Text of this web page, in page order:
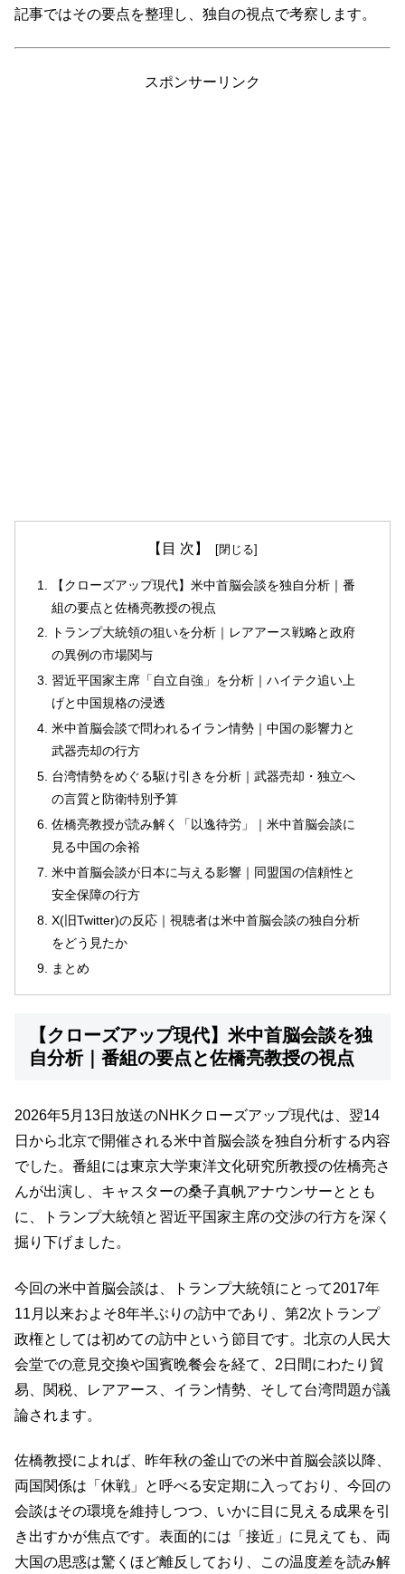
記事ではその要点を整理し、独自の視点で考察します。
スポンサーリンク
【目 次】
【クローズアップ現代】米中首脳会談を独自分析｜番
組の要点と佐橋亮教授の視点
トランプ大統領の狙いを分析｜レアアース戦略と政府
の異例の市場関与
習近平国家主席「自立自強」を分析｜ハイテク追い上
げと中国規格の浸透
米中首脳会談で問われるイラン情勢｜中国の影響力と
武器売却の行方
台湾情勢をめぐる駆け引きを分析｜武器売却・独立へ
の言質と防衛特別予算
佐橋亮教授が読み解く「以逸待労」｜米中首脳会談に
見る中国の余裕
米中首脳会談が日本に与える影響｜同盟国の信頼性と
安全保障の行方
X(旧Twitter)の反応｜視聴者は米中首脳会談の独自分析
をどう見たか
まとめ
【クローズアップ現代】米中首脳会談を独
自分析｜番組の要点と佐橋亮教授の視点
2026年5月13日放送のNHKクローズアップ現代は、翌14
日から北京で開催される米中首脳会談を独自分析する内容
でした。番組には東京大学東洋文化研究所教授の佐橋亮さ
んが出演し、キャスターの桑子真帆アナウンサーととも
に、トランプ大統領と習近平国家主席の交渉の行方を深く
掘り下げました。
今回の米中首脳会談は、トランプ大統領にとって2017年
11月以来およそ8年半ぶりの訪中であり、第2次トランプ
政権としては初めての訪中という節目です。北京の人民大
会堂での意見交換や国賓晩餐会を経て、2日間にわたり貿
易、関税、レアアース、イラン情勢、そして台湾問題が議
論されます。
佐橋教授によれば、昨年秋の釜山での米中首脳会談以降、
両国関係は「休戦」と呼べる安定期に入っており、今回の
会談はその環境を維持しつつ、いかに目に見える成果を引
き出すかが焦点です。表面的には「接近」に見えても、両
大国の思惑は驚くほど離反しており、この温度差を読み解